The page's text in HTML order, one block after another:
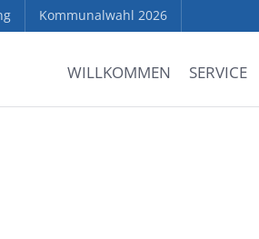
Kommunalwahl 2026
WILLKOMMEN SERVICE